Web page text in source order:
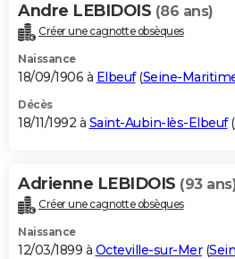
Andre LEBIDOIS (86 ans)
Créer une cagnotte obsèques
Naissance
18/09/1906 à Elbeuf(Seine-
Décès
18/11/1992 à Saint-Aubin-lès-Elbeuf(
Adrienne LEBIDOIS (93
Créer une cagnotte obsèques
Naissance
12/03/1899 à Octeville-sur-Mer(